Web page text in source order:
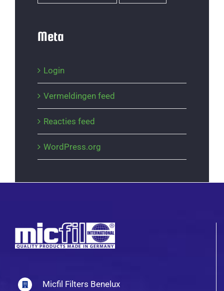
Meta
Login
Vermeldingen feed
Reacties feed
WordPress.org
Micfil Filters Benelux